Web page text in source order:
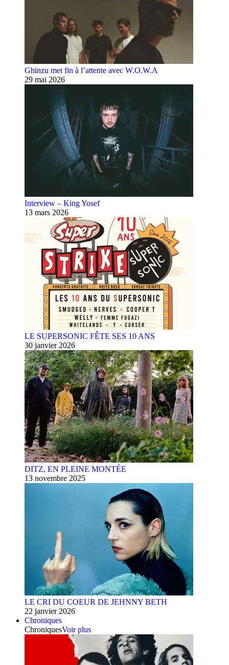
Ghinzu met fin à l’attente avec W.O.W.A
29 mai 2026
Interview – King Yosef
13 mars 2026
LE SUPERSONIC FÊTE SES 10 ANS
30 janvier 2026
DITZ, EN PLEINE MONTÉE
13 novembre 2025
LE CRI DU COEUR DE JEHNNY BETH
22 janvier 2026
Chroniques
ChroniquesVoir plus